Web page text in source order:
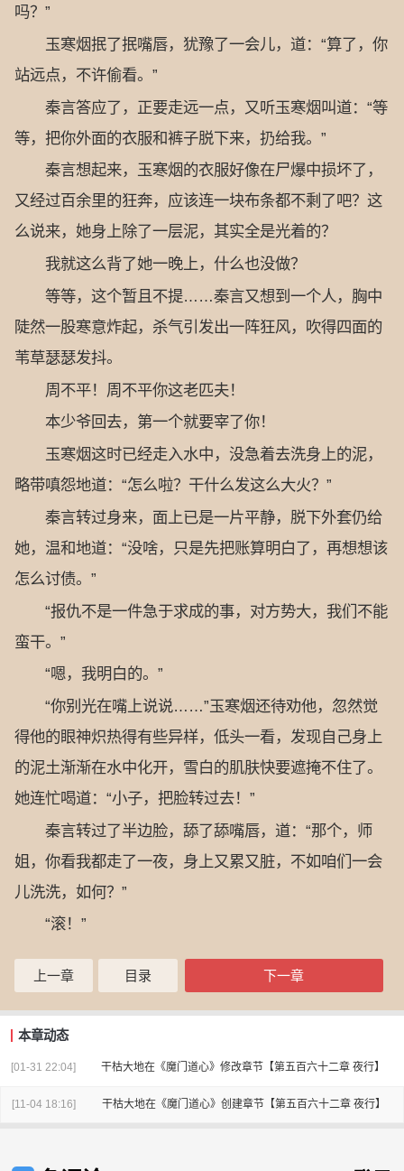
吗？”
玉寒烟抿了抿嘴唇，犹豫了一会儿，道：“算了，你
站远点，不许偷看。”
秦言答应了，正要走远一点，又听玉寒烟叫道：“等
等，把你外面的衣服和裤子脱下来，扔给我。”
秦言想起来，玉寒烟的衣服好像在尸爆中损坏了，
又经过百余里的狂奔，应该连一块布条都不剩了吧？这
么说来，她身上除了一层泥，其实全是光着的？
我就这么背了她一晚上，什么也没做？
等等，这个暂且不提……秦言又想到一个人，胸中
陡然一股寒意炸起，杀气引发出一阵狂风，吹得四面的
苇草瑟瑟发抖。
周不平！周不平你这老匹夫！
本少爷回去，第一个就要宰了你！
玉寒烟这时已经走入水中，没急着去洗身上的泥，
略带嗔怨地道：“怎么啦？干什么发这么大火？”
秦言转过身来，面上已是一片平静，脱下外套仍给
她，温和地道：“没啥，只是先把账算明白了，再想想该
怎么讨债。”
“报仇不是一件急于求成的事，对方势大，我们不能
蛮干。”
“嗯，我明白的。”
“你别光在嘴上说说……”玉寒烟还待劝他，忽然觉
得他的眼神炽热得有些异样，低头一看，发现自己身上
的泥土渐渐在水中化开，雪白的肌肤快要遮掩不住了。
她连忙喝道：“小子，把脸转过去！”
秦言转过了半边脸，舔了舔嘴唇，道：“那个，师
姐，你看我都走了一夜，身上又累又脏，不如咱们一会
儿洗洗，如何？”
“滚！”
上一章 目录 下一章
本章动态
[01-31 22:04] 干枯大地在 《魔门道心》 修改章节 【第五百六十二章 夜行】
[11-04 18:16] 干枯大地在 《魔门道心》 创建章节 【第五百六十二章 夜行】